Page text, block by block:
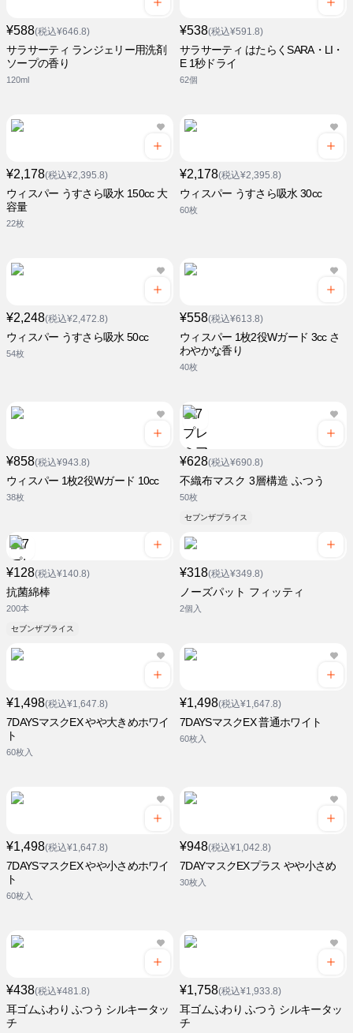
¥588(税込¥646.8)
サラサーティ ランジェリー用洗剤
ソープの香り
120ml
¥538(税込¥591.8)
サラサーティ はたらくSARA・LI・
E 1秒ドライ
62個
¥2,178(税込¥2,395.8)
ウィスパー うすさら吸水 150cc 大
容量
22枚
¥2,178(税込¥2,395.8)
ウィスパー うすさら吸水 30cc
60枚
¥2,248(税込¥2,472.8)
ウィスパー うすさら吸水 50cc
54枚
¥558(税込¥613.8)
ウィスパー 1枚2役Wガード 3cc さ
わやかな香り
40枚
¥858(税込¥943.8)
ウィスパー 1枚2役Wガード 10cc
38枚
¥628(税込¥690.8)
不織布マスク 3層構造 ふつう
50枚
セブンザプライス
¥128(税込¥140.8)
抗菌綿棒
200本
セブンザプライス
¥318(税込¥349.8)
ノーズパット フィッティ
2個入
¥1,498(税込¥1,647.8)
7DAYSマスクEX やや大きめホワイ
ト
60枚入
¥1,498(税込¥1,647.8)
7DAYSマスクEX 普通ホワイト
60枚入
¥1,498(税込¥1,647.8)
7DAYSマスクEX やや小さめホワイ
ト
60枚入
¥948(税込¥1,042.8)
7DAYマスクEXプラス やや小さめ
30枚入
¥438(税込¥481.8)
耳ゴムふわり ふつう シルキータッ
チ
¥1,758(税込¥1,933.8)
耳ゴムふわり ふつう シルキータッ
チ